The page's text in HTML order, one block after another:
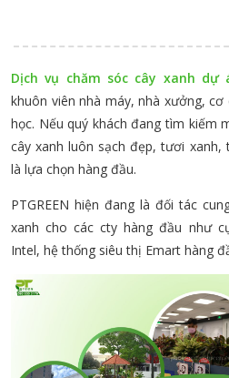
Dịch vụ chăm sóc cây xanh dự
khuôn viên nhà máy, nhà xưởng,
học. Nếu quý khách đang tìm kiếm
cây xanh luôn sạch đẹp, tươi xanh,
là lựa chọn hàng đầu.
PTGREEN hiện đang là đối tác
xanh cho các cty hàng đầu như
Intel, hệ thống siêu thị Emart hàng